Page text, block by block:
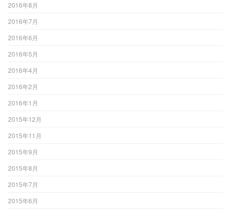
2016年8月
2016年7月
2016年6月
2016年5月
2016年4月
2016年2月
2016年1月
2015年12月
2015年11月
2015年9月
2015年8月
2015年7月
2015年6月